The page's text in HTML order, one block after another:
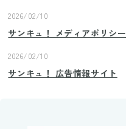
2026/02/10
サンキュ！ メディアポリシー
2026/02/10
サンキュ！ 広告情報サイト